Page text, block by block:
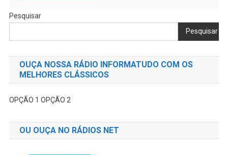
Pesquisar
Pesquisar
OUÇA NOSSA RÁDIO INFORMATUDO COM OS
MELHORES CLÁSSICOS
OPÇÃO 1 OPÇÃO 2
OU OUÇA NO RÁDIOS NET